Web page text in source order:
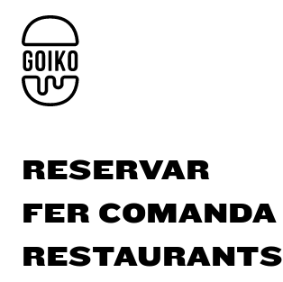
RESERVAR
FER COMANDA
RESTAURANTS